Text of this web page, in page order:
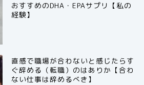
おすすめのDHA・EPAサプリ【私の
経験】
直感で職場が合わないと感じたらす
ぐ辞める（転職）のはありか【合わ
ない仕事は辞めるべき】